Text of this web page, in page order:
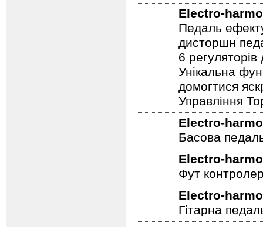
Electro-
Педаль
дисторшн
6
Унікальна
домогтися
Управління
Electro-
Басова
Electro-
Фут
Electro-
Гітарна